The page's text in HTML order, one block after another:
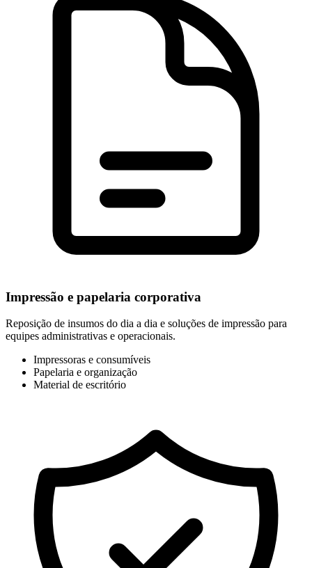
Impressão e papelaria corporativa
Reposição de insumos do dia a dia e soluções de impressão para
equipes administrativas e operacionais.
Impressoras e consumíveis
Papelaria e organização
Material de escritório